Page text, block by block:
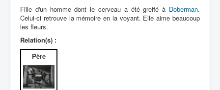
Dessins
Artiste Asperger
Lexique
Dennô keisatsu Cybercop (電脳 警
察 サイバーコップ) = Police
cerveau électronique Cybercop
Fille d'un homme dont le cerveau a été greffé à Doberman.
Celui-ci retrouve la mémoire en la voyant. Elle aime beaucoup
les fleurs.
Relation(s) :
Père